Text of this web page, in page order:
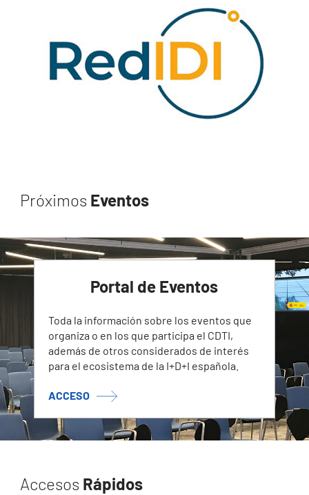
Próximos Eventos
Portal de Eventos
Toda la información sobre los eventos que
organiza o en los que participa el CDTI,
además de otros considerados de interés
para el ecosistema de la I+D+I española.
ACCESO
Accesos Rápidos